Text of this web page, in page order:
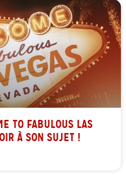
TO FABULOUS LAS
À SON SUJET !